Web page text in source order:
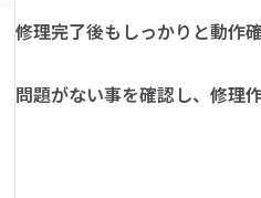
修理完了後もしっかりと動作
問題がない事を確認し、修理